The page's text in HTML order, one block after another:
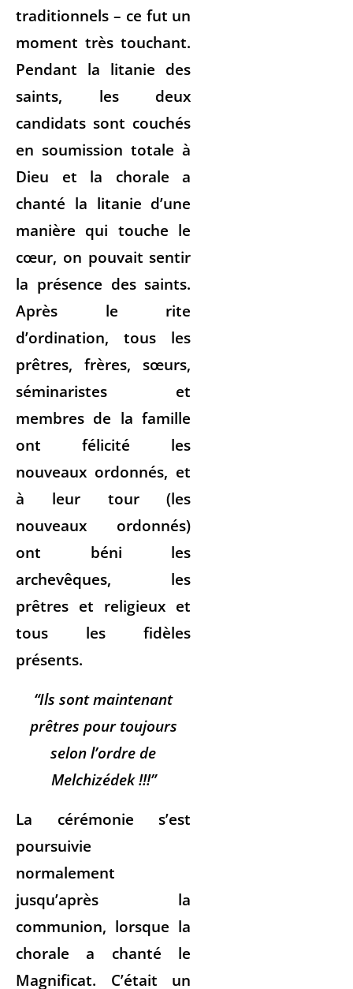
traditionnels – ce fut un
moment très touchant.
Pendant la litanie des
saints, les deux
candidats sont couchés
en soumission totale à
Dieu et la chorale a
chanté la litanie d’une
manière qui touche le
cœur, on pouvait sentir
la présence des saints.
Après le rite
d’ordination, tous les
prêtres, frères, sœurs,
séminaristes et
membres de la famille
ont félicité les
nouveaux ordonnés, et
à leur tour (les
nouveaux ordonnés)
ont béni les
archevêques, les
prêtres et religieux et
tous les fidèles
présents.
“Ils sont maintenant
prêtres pour toujours
selon l’ordre de
Melchizédek !!!”
La cérémonie s’est
poursuivie
normalement
jusqu’après la
communion, lorsque la
chorale a chanté le
Magnificat. C’était un